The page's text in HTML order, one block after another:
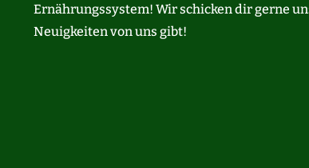
Ernährungssystem! Wir schicken dir gerne
Neuigkeiten von uns gibt!